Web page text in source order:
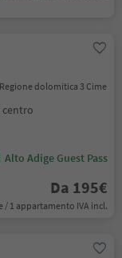
dolomitica 3 Cime
centro
Alto Adige Guest Pass
Da 195€
/ 1 appartamento IVA incl.